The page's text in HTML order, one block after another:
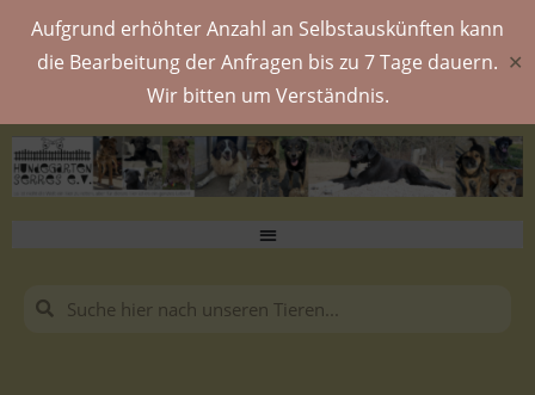
Aufgrund erhöhter Anzahl an Selbstauskünften kann
die Bearbeitung der Anfragen bis zu 7 Tage dauern.
Wir bitten um Verständnis.
✕